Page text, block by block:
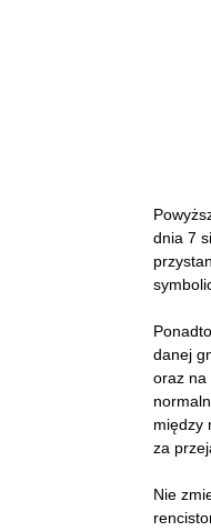
dnia 7
danej
oraz na
między
za
Nie